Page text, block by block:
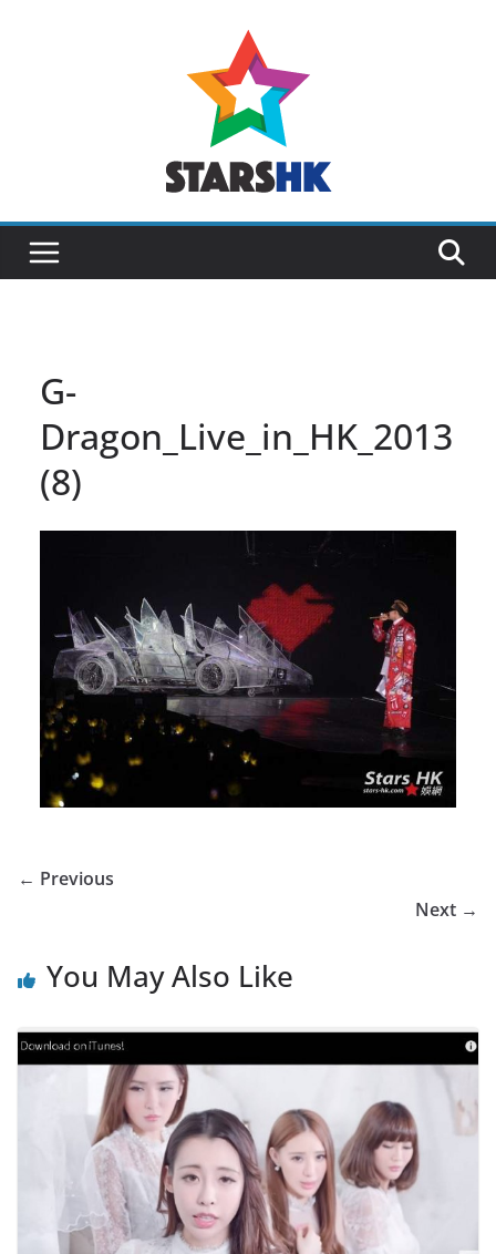
G-
Dragon_Live_in_HK_2013
(8)
← Previous
Next →
You May Also Like